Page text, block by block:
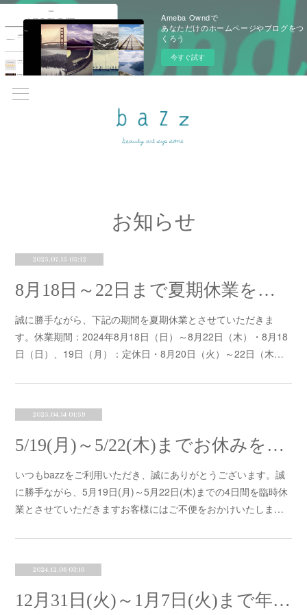
Ameba Owndで
あなただけのホームページやブログをつ
くろう
今すぐ試す
お知らせ
2025.07.15 05:12
8月18日～22日まで夏期休業をいただきます
誠に勝手ながら、下記の期間を夏期休業とさせていただきま
す。休業期間：2024年8月18日（日）～8月22日（木）・8月18
日（日）、19日（月）：定休日・8月20日（火）～22日（木…
2025.04.14 01:59
5/19(月)～5/22(木)までお休みをいただきます。
いつもbazzをご利用いただき、誠にありがとうございます。誠
に勝手ながら、5月19日(月)～5月22日(木)までの4日間を臨時休
業とさせていただきますお客様にはご不便をおかけいたしま…
2024.12.06 03:16
12月31日(火)～1月7日(火)まで年末・年始休暇をいただきます。